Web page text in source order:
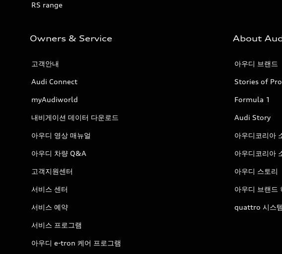
RS range
Owners & Service
고객안내
Audi Connect
myAudiworld
내비게이션 데이터 다운로드
아우디 영상 매뉴얼
아우디 차량 Q&A
고객지원센터
서비스 센터
서비스 예약
서비스 프로그램
아우디 e-tron 케어 프로그램
About
아우디 브랜드
Stories of
Formula 1
Audi Story
아우디코리아
아우디코리아
아우디 스토리
아우디 브랜드
quattro 시스템